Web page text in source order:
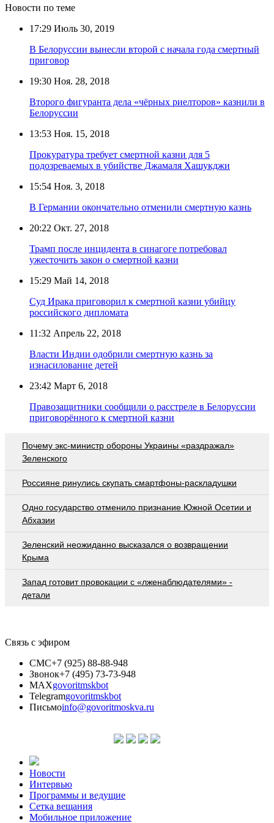
Новости по теме
17:29 Июль 30, 2019
В Белоруссии вынесли второй с начала года смертный
приговор
19:30 Ноя. 28, 2018
Второго фигуранта дела «чёрных риелторов» казнили в
Белоруссии
13:53 Ноя. 15, 2018
Прокуратура требует смертной казни для 5
подозреваемых в убийстве Джамаля Хашукджи
15:54 Ноя. 3, 2018
В Германии окончательно отменили смертную казнь
20:22 Окт. 27, 2018
Трамп после инцидента в синагоге потребовал
ужесточить закон о смертной казни
15:29 Май 14, 2018
Суд Ирака приговорил к смертной казни убийцу
российского дипломата
11:32 Апрель 22, 2018
Власти Индии одобрили смертную казнь за
изнасилование детей
23:42 Март 6, 2018
Правозащитники сообщили о расстреле в Белоруссии
приговорённого к смертной казни
Почему экс-министр обороны Украины «раздражал»
Зеленского
Россияне ринулись скупать смартфоны-раскладушки
Одно государство отменило признание Южной Осетии и
Абхазии
Зеленский неожиданно высказался о возвращении
Крыма
Запад готовит провокации с «лженаблюдателями» -
детали
Связь с эфиром
СМС+7 (925) 88-88-948
Звонок+7 (495) 73-73-948
MAXgovoritmskbot
Telegramgovoritmskbot
Письмоinfo@govoritmoskva.ru
Новости
Интервью
Программы и ведущие
Сетка вещания
Мобильное приложение